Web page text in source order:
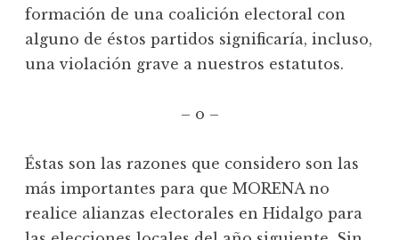
formación de una coalición electoral con
alguno de éstos partidos significaría, incluso,
una violación grave a nuestros estatutos.
– o –
Éstas son las razones que considero son las
más importantes para que MORENA no
realice alianzas electorales en Hidalgo para